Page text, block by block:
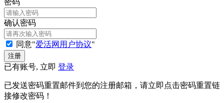
密码
确认密码
同意"爱活网用户协议"
已有账号, 立即 登录
已发送密码重置邮件到您的注册邮箱，请立即点击密码重置链
接修改密码！